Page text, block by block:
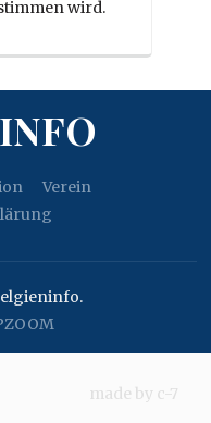
wird.
Verein
made by c-7